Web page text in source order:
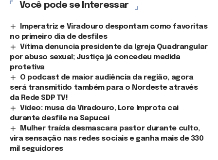
Você pode se Interessar
Imperatriz e Viradouro despontam como favoritas
no primeiro dia de desfiles
Vítima denuncia presidente da Igreja Quadrangular
por abuso sexual; Justiça já concedeu medida
protetiva
O podcast de maior audiência da região, agora
será transmitido também para o Nordeste através
da Rede SDP TV!
Vídeo: musa da Viradouro, Lore Improta cai
durante desfile na Sapucaí
Mulher traída desmascara pastor durante culto,
vira sensação nas redes sociais e ganha mais de 330
mil seguidores